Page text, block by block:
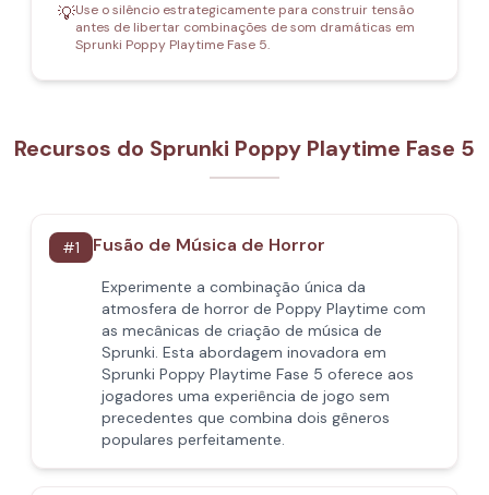
💡Use o silêncio estrategicamente para construir tensão
antes de libertar combinações de som dramáticas em
Sprunki Poppy Playtime Fase 5.
Recursos do Sprunki Poppy Playtime Fase 5
#1 Fusão de Música de Horror
Experimente a combinação única da
atmosfera de horror de Poppy Playtime com
as mecânicas de criação de música de
Sprunki. Esta abordagem inovadora em
Sprunki Poppy Playtime Fase 5 oferece aos
jogadores uma experiência de jogo sem
precedentes que combina dois gêneros
populares perfeitamente.